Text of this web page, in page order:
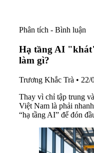
Phân tích - Bình luận
Hạ tầng AI
làm gì?
Trương Khắc Trà • 22/
Thay vì chỉ tập trung
Việt Nam là phải
“hạ tầng AI” để đón